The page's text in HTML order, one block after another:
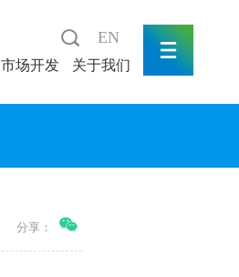
市场开发 关于我们
EN
分享：